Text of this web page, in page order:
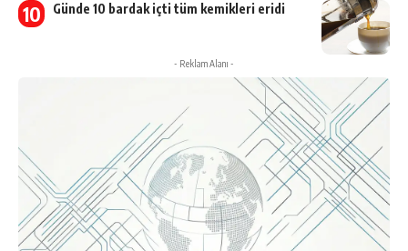
Günde 10 bardak içti tüm kemikleri eridi
- Reklam Alanı -